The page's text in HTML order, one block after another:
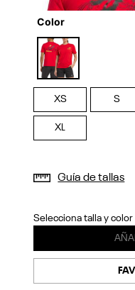
Previous
Color
selected
XS S
XL
Guía de tallas
Selecciona talla y